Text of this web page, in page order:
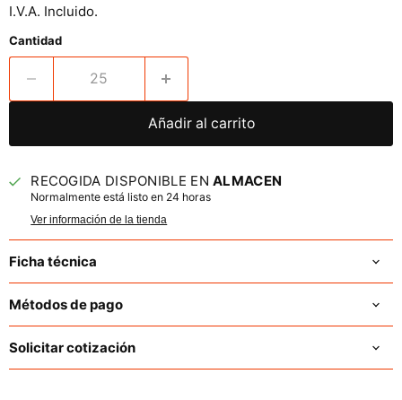
I.V.A. Incluido.
Cantidad
Añadir al carrito
RECOGIDA DISPONIBLE ENALMACEN
Normalmente está listo en 24 horas
Ver información de la tienda
Ficha técnica
Métodos de pago
Solicitar cotización